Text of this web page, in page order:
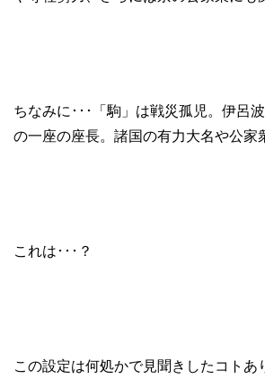
ちなみに･･･「駒」は戦災孤児。伊呂
の一座の座長。諸国の有力大名や公家
これは･･･？
この設定は何処かで見聞きしたコトあ